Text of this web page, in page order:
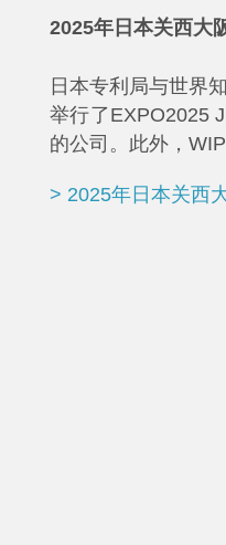
2025年日本关西大
日本专利局与世界
举行了EXPO2025
的公司。此外，
> 2025年日本关西